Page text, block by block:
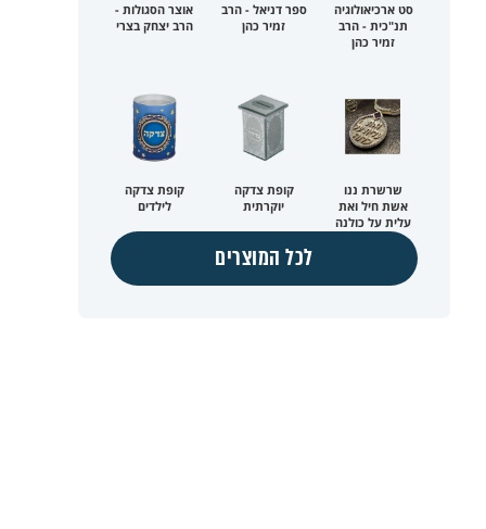
סט ארכיאולוגיה
תנ"כית - הרב
זמיר כהן
ספר דניאל - הרב
זמיר כהן
אוצר הסגולות -
הרב יצחק בצרי
שרשרת ננו
אשת חיל ואת
עלית על כולנה
קופת צדקה
יוקרתית
קופת צדקה
לילדים
לכל המוצרים